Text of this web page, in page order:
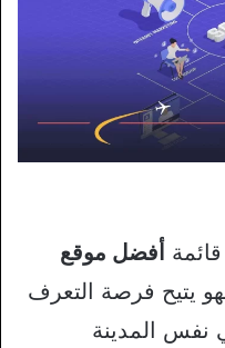
أفضل موقع
يتيح فرصة التعرف
المدينة